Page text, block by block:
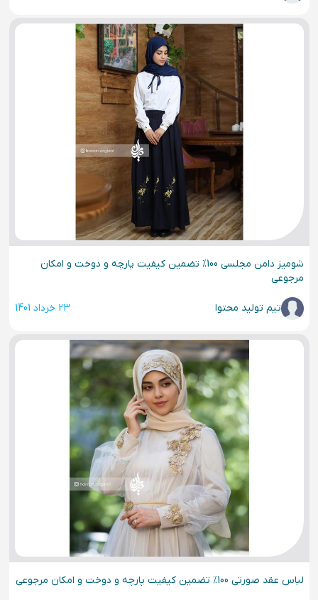
شومیز دامن مجلسی 100% تضمین کیفیت پارچه و دوخت و امکان
مرجوعی
تیم تولید محتوا 23 خرداد 1401
لباس عقد صورتی 100% تضمین کیفیت پارچه و دوخت و امکان مرجوعی